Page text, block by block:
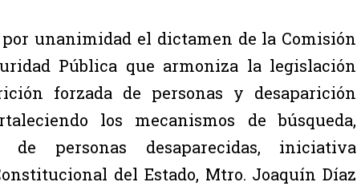
unanimidad el dictamen de la Comisión
Pública que armoniza la legislación
forzada de personas y desaparición
los mecanismos de búsqueda,
personas desaparecidas, iniciativa
del Estado, Mtro. Joaquín Díaz